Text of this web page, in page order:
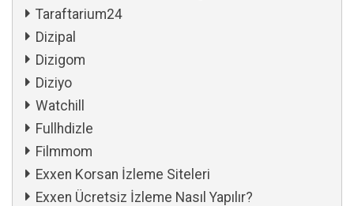
Taraftarium24
Dizipal
Dizigom
Diziyo
Watchill
Fullhdizle
Filmmom
Exxen Korsan İzleme Siteleri
Exxen Ücretsiz İzleme Nasıl Yapılır?